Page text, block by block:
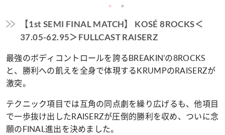
【1st SEMI FINAL MATCH】 KOSÉ 8ROCKS＜
37.05-62.95＞FULLCAST RAISERZ
最強のボディコントロールを誇るBREAKIN’の8ROCKS
と、勝利への飢えを全身で体現するKRUMPのRAISERZが
激突。
テクニック項目では互角の同点劇を繰り広げるも、他項目
で一歩抜け出したRAISERZが圧倒的勝利を収め、ついに念
願のFINAL進出を決めました。